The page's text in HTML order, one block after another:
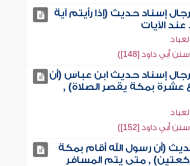
إسناد حديث (إذا رأيتم آية
الآيات
داود [148])
إسناد حديث ابن عباس (أن
عشرة بمكة يقصر الصلاة) ,
داود [152])
(أن رسول الله أقام بمكة
, متى يتم المسافر